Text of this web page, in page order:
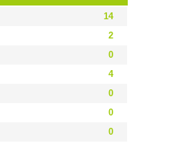
14
2
0
4
0
0
0